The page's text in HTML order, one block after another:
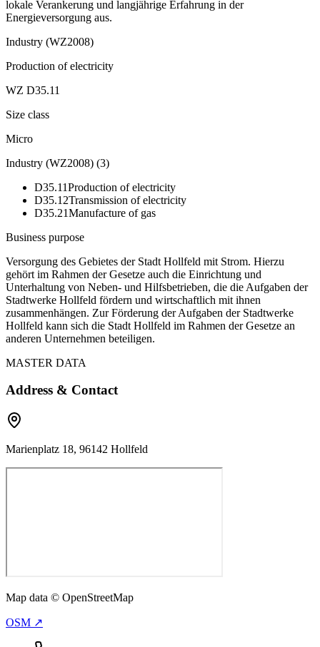
lokale Verankerung und langjährige Erfahrung in der
Energieversorgung aus.
Industry (WZ2008)
Production of electricity
WZ D35.11
Size class
Micro
Industry (WZ2008) (3)
D35.11Production of electricity
D35.12Transmission of electricity
D35.21Manufacture of gas
Business purpose
Versorgung des Gebietes der Stadt Hollfeld mit Strom. Hierzu
gehört im Rahmen der Gesetze auch die Einrichtung und
Unterhaltung von Neben- und Hilfsbetrieben, die die Aufgaben der
Stadtwerke Hollfeld fördern und wirtschaftlich mit ihnen
zusammenhängen. Zur Förderung der Aufgaben der Stadtwerke
Hollfeld kann sich die Stadt Hollfeld im Rahmen der Gesetze an
anderen Unternehmen beteiligen.
MASTER DATA
Address & Contact
Marienplatz 18, 96142 Hollfeld
Map data © OpenStreetMap
OSM ↗